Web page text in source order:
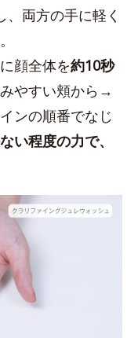
、両方の手に軽く
顔全体を約10秒
やすい頬から→
ンの順番でなじ
い程度の力で、